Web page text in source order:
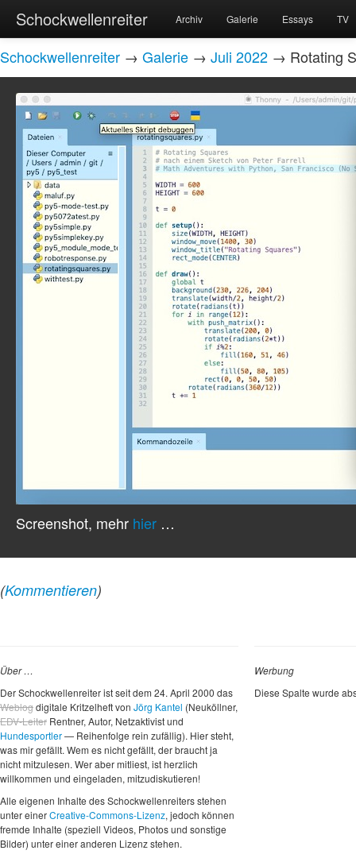
Schockwellenreiter Archiv Galerie Essays TV
Schockwellenreiter → Galerie → Juli 2022 → Rotating
Screenshot, mehr hier …
(Kommentieren)
Über …
Der Schockwellenreiter ist seit dem 24. April 2000 das
Weblogdigitale Kritzelheft von Jörg Kantel (Neuköllner,
EDV-Leiter Rentner, Autor, Netzaktivist und
Hundesportler— Reihenfolge rein zufällig). Hier steht,
was mir gefällt. Wem es nicht gefällt, der braucht ja
nicht mitzulesen. Wer aber mitliest, ist herzlich
willkommen und eingeladen, mitzudiskutieren!
Alle eigenen Inhalte des Schockwellenreiters stehen
unter einerCreative-Commons-Lizenz, jedoch können
fremde Inhalte (speziell Videos, Photos und sonstige
Bilder) unter einer anderen Lizenz stehen.
Werbung
Diese Spalte wurde